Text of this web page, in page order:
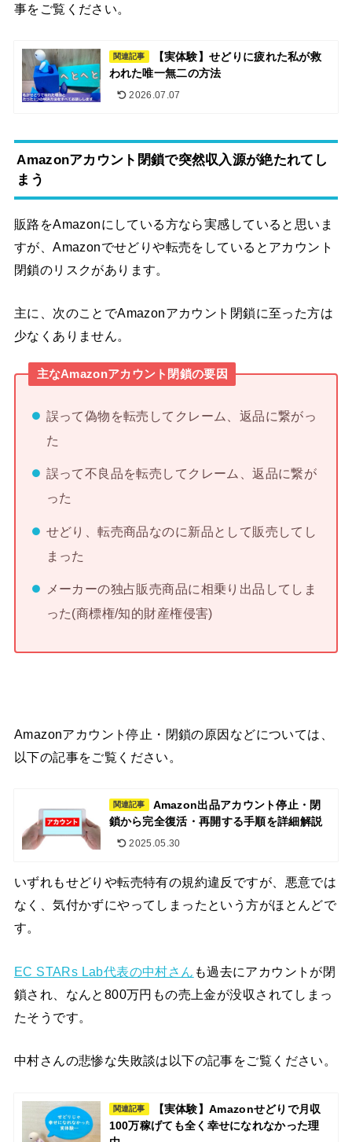
事をご覧ください。
関連記事
【実体験】せどりに疲れた私が救
われた唯一無二の方法
2026.07.07
Amazonアカウント閉鎖で突然収入源が絶たれてし
まう
販路をAmazonにしている方なら実感していると思いま
すが、Amazonでせどりや転売をしているとアカウント
閉鎖のリスクがあります。
主に、次のことでAmazonアカウント閉鎖に至った方は
少なくありません。
主なAmazonアカウント閉鎖の要因
誤って偽物を転売してクレーム、返品に繋がっ
た
誤って不良品を転売してクレーム、返品に繋が
った
せどり、転売商品なのに新品として販売してし
まった
メーカーの独占販売商品に相乗り出品してしま
った(商標権/知的財産権侵害)
Amazonアカウント停止・閉鎖の原因などについては、
以下の記事をご覧ください。
関連記事
Amazon出品アカウント停止・閉
鎖から完全復活・再開する手順を詳細解説
2025.05.30
いずれもせどりや転売特有の規約違反ですが、悪意では
なく、気付かずにやってしまったという方がほとんどで
す。
EC STARs Lab代表の中村さん も過去にアカウントが閉
鎖され、なんと800万円もの売上金が没収されてしまっ
たそうです。
中村さんの悲惨な失敗談は以下の記事をご覧ください。
関連記事
【実体験】Amazonせどりで月収
100万稼げても全く幸せになれなかった理